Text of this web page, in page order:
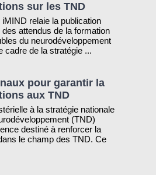
sur les TND
iMIND relaie la publication
attendus de la formation
du neurodéveloppement
cadre de la stratégie ...
pour garantir la
aux TND
à la stratégie nationale
(TND)
destiné à renforcer la
le champ des TND. Ce